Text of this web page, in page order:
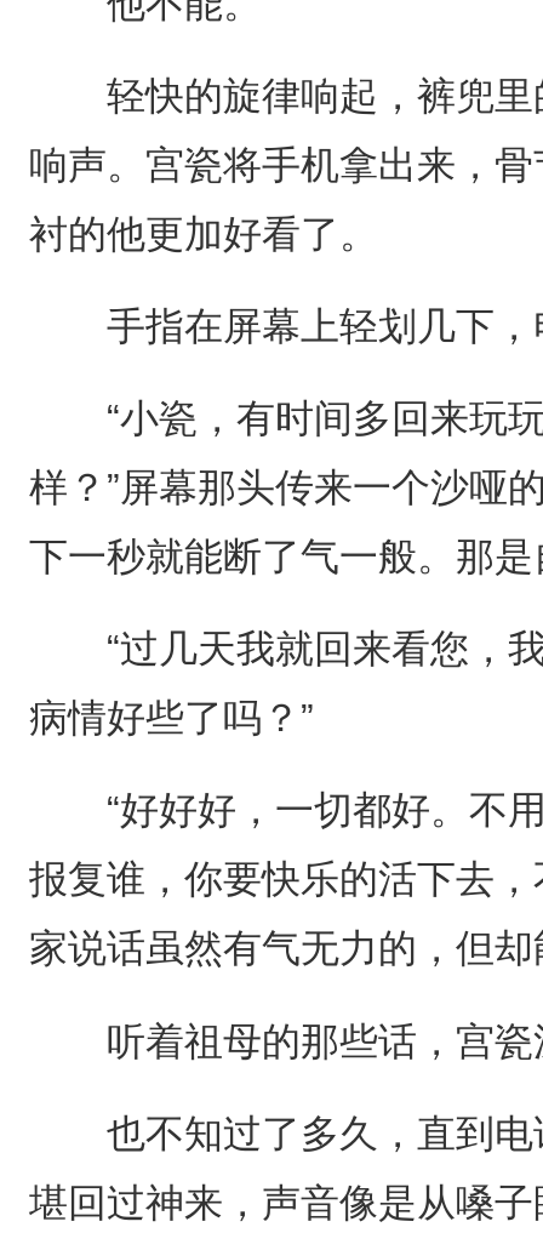
轻快的旋律响起，裤兜里
响声。宫瓷将手机拿出来，
衬的他更加好看了。
手指在屏幕上轻划几下，
“小瓷，有时间多回来玩玩
样？”屏幕那头传来一个沙哑
下一秒就能断了气一般。那
“过几天我就回来看您，我
病情好些了吗？”
“好好好，一切都好。不用
报复谁，你要快乐的活下去
家说话虽然有气无力的，但
听着祖母的那些话，宫瓷
也不知过了多久，直到电
堪回过神来，声音像是从嗓